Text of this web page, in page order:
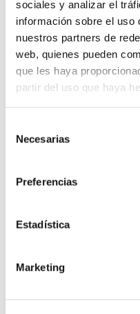
sociales y analizar el
información sobre el uso
nuestros partners de
web, quienes pueden
que les haya
partir del uso que haya
Necesarias
Preferencias
Estadística
Marketing
porAna|Jul 12, 2026
Si amas la naturaleza
tu casa, te va a
presente en los